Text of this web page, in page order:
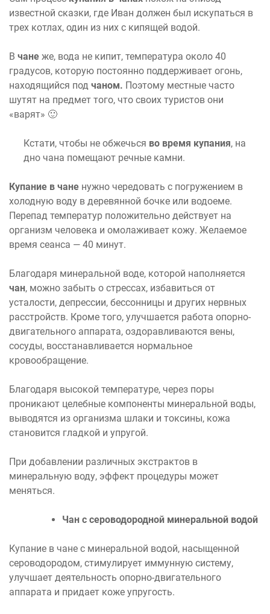
известной сказки, где Иван должен был искупаться в
трех котлах, один из них с кипящей водой.
В чане же, вода не кипит, температура около 40
градусов, которую постоянно поддерживает огонь,
находящийся под чаном. Поэтому местные часто
шутят на предмет того, что своих туристов они
«варят» 🙂
Кстати, чтобы не обжечься во время купания, на
дно чана помещают речные камни.
Купание в чане нужно чередовать с погружением в
холодную воду в деревянной бочке или водоеме.
Перепад температур положительно действует на
организм человека и омолаживает кожу. Желаемое
время сеанса — 40 минут.
Благодаря минеральной воде, которой наполняется
чан, можно забыть о стрессах, избавиться от
усталости, депрессии, бессонницы и других нервных
расстройств. Кроме того, улучшается работа опорно-
двигательного аппарата, оздоравливаются вены,
сосуды, восстанавливается нормальное
кровообращение.
Благодаря высокой температуре, через поры
проникают целебные компоненты минеральной воды,
выводятся из организма шлаки и токсины, кожа
становится гладкой и упругой.
При добавлении различных экстрактов в
минеральную воду, эффект процедуры может
меняться.
Чан с сероводородной минеральной водой
Купание в чане с минеральной водой, насыщенной
сероводородом, стимулирует иммунную систему,
улучшает деятельность опорно-двигательного
аппарата и придает коже упругость.